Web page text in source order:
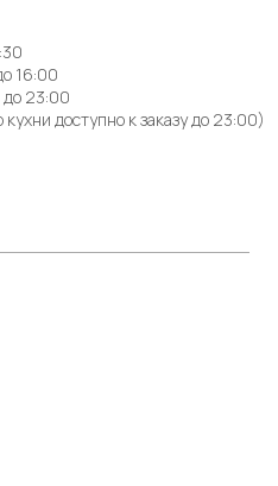
16:00
23:00
доступно к заказу до 23:00)